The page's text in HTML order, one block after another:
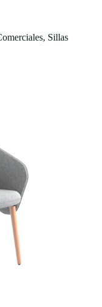
, Sillas